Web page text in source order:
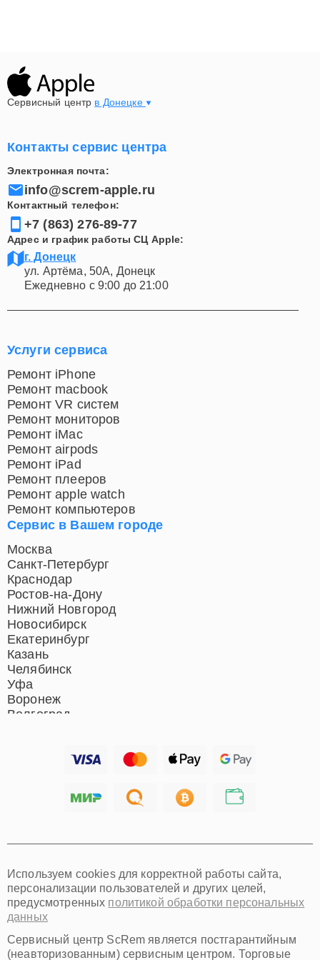
Сервисный центр в Донецке
Контакты сервис центра
Электронная почта:
info@screm-apple.ru
Контактный телефон:
+7 (863) 276-89-77
Адрес и график работы СЦ Apple:
г. Донецк
ул. Артёма, 50А, Донецк
Ежедневно с 9:00 до 21:00
Сервис в Вашем городе
Москва
Санкт-Петербург
Краснодар
Ростов-на-Дону
Нижний Новгород
Новосибирск
Екатеринбург
Казань
Челябинск
Уфа
Воронеж
Волгоград
Хабаровск
Омск
Красноярск
Пермь
Ульяновск
Киров
Архангельск
Услуги сервиса
Ремонт iPhone
Ремонт macbook
Ремонт VR систем
Ремонт мониторов
Ремонт iMac
Ремонт airpods
Ремонт iPad
Ремонт плееров
Ремонт apple watch
Ремонт компьютеров
Используем cookies для корректной работы сайта,
персонализации пользователей и других целей,
предусмотренных политикой обработки персональных
данных
Сервисный центр ScRem является постгарантийным
(неавторизованным) сервисным центром. Торговые